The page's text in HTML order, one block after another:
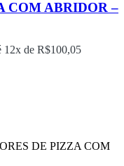
COM ABRIDOR –
12x de R$100,05
DE PIZZA COM